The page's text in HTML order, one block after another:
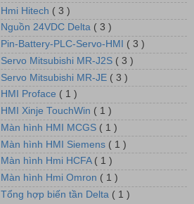
Hmi Hitech ( 3 )
Nguồn 24VDC Delta ( 3 )
Pin-Battery-PLC-Servo-HMI ( 3 )
Servo Mitsubishi MR-J2S ( 3 )
Servo Mitsubishi MR-JE ( 3 )
HMI Proface ( 1 )
HMI Xinje TouchWin ( 1 )
Màn hình HMI MCGS ( 1 )
Màn hình HMI Siemens ( 1 )
Màn hình Hmi HCFA ( 1 )
Màn hình Hmi Omron ( 1 )
Tổng hợp biến tần Delta ( 1 )